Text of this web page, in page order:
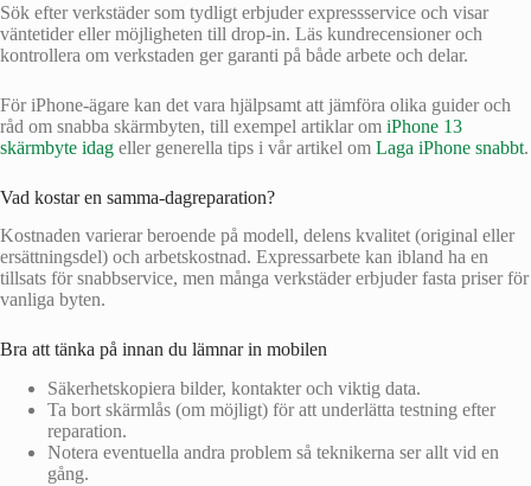
Sök efter verkstäder som tydligt erbjuder expressservice och visar
väntetider eller möjligheten till drop‑in. Läs kundrecensioner och
kontrollera om verkstaden ger garanti på både arbete och delar.
För iPhone‑ägare kan det vara hjälpsamt att jämföra olika guider och
råd om snabba skärmbyten, till exempel artiklar om iPhone 13
skärmbyte idag eller generella tips i vår artikel om Laga iPhone snabbt.
Vad kostar en samma‑dagreparation?
Kostnaden varierar beroende på modell, delens kvalitet (original eller
ersättningsdel) och arbetskostnad. Expressarbete kan ibland ha en
tillsats för snabbservice, men många verkstäder erbjuder fasta priser för
vanliga byten.
Bra att tänka på innan du lämnar in mobilen
Säkerhetskopiera bilder, kontakter och viktig data.
Ta bort skärmlås (om möjligt) för att underlätta testning efter
reparation.
Notera eventuella andra problem så teknikerna ser allt vid en
gång.